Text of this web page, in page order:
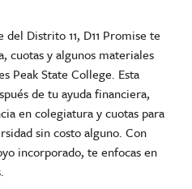
Distrito 11, D11 Promise te
cuotas y algunos materiales
Peak State College. Esta
de tu ayuda financiera,
en colegiatura y cuotas para
sin costo alguno. Con
incorporado, te enfocas en